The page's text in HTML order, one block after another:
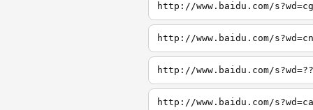
http://www.baidu.com/
http://www.baidu.com/
http://www.baidu.com/
http://www.baidu.com/